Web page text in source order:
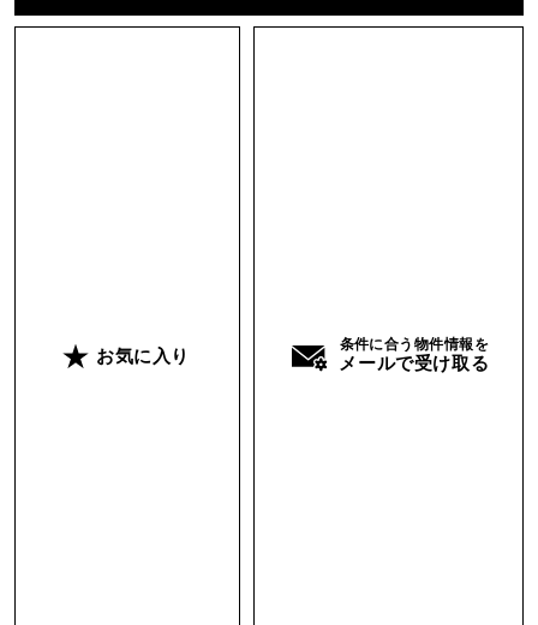
お気に入り
条件に合う物件情報を
メールで受け取る